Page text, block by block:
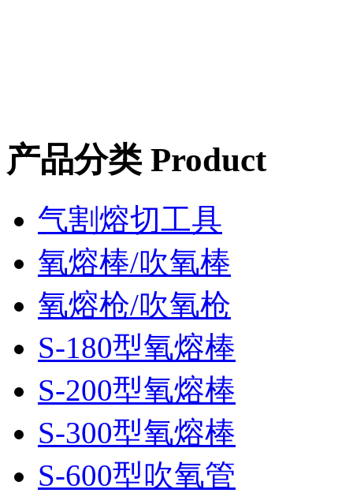
产品分类 Product
气割熔切工具
氧熔棒/吹氧棒
氧熔枪/吹氧枪
S-180型氧熔棒
S-200型氧熔棒
S-300型氧熔棒
S-600型吹氧管